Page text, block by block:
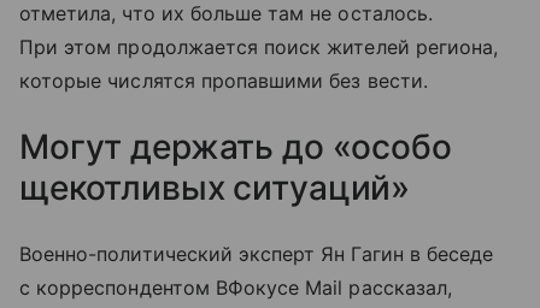
отметила, что их больше там не осталось.
При этом продолжается поиск жителей региона,
которые числятся пропавшими без вести.
Могут держать до «особо
щекотливых ситуаций»
Военно-политический эксперт Ян Гагин в беседе
с корреспондентом ВФокусе Mail рассказал,